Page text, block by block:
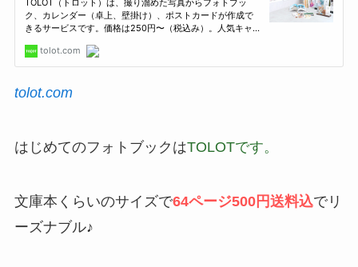
tolot.com
はじめてのフォトブックはTOLOTです。
文庫本くらいのサイズで64ページ500円送料込でリ
ーズナブル♪